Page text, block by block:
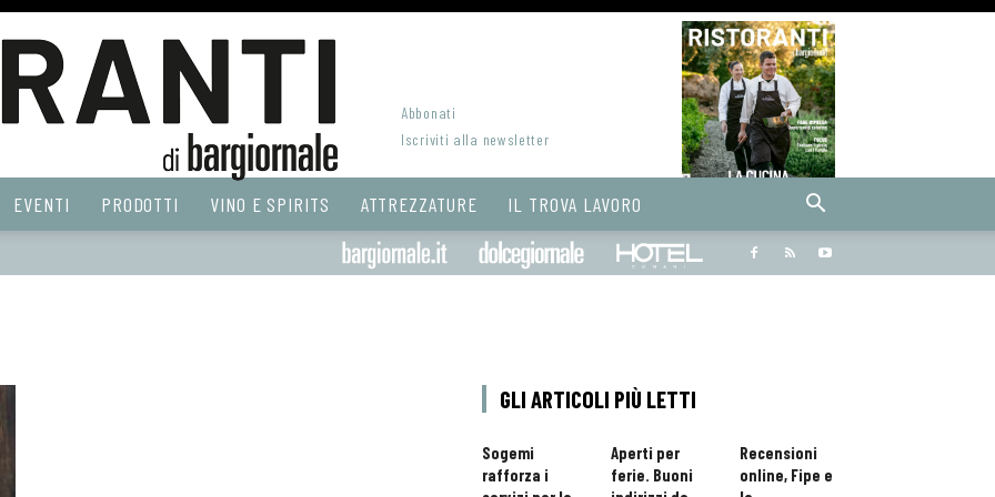
Abbonati
Iscriviti alla newsletter
EVENTI PRODOTTI VINO E SPIRITS ATTREZZATURE IL TROVA LAVORO
Bargiornale dolcegiornale
GLI ARTICOLI PIÙ LETTI
Sogemi
rafforza i
Aperti per
ferie. Buoni
Recensioni
online, Fipe e